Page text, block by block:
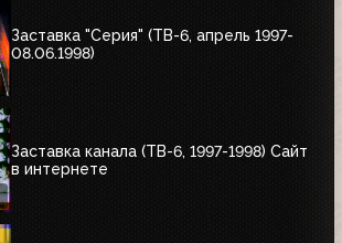
Заставка "Серия" (ТВ-6, апрель 1997-
08.06.1998)
Заставка канала (ТВ-6, 1997-1998) Сайт
в интернете